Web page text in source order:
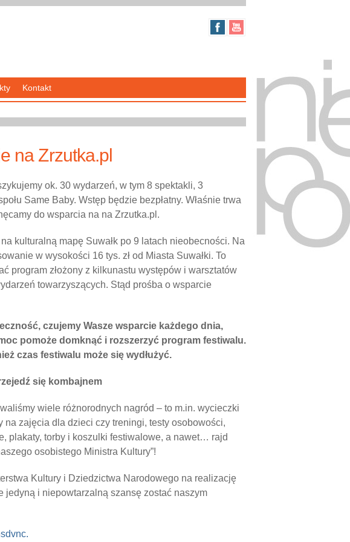
Kontakt
na Zrzutka.pl
ok. 30 wydarzeń, w tym 8 spektakli, 3
Same Baby. Wstęp będzie bezpłatny. Właśnie trwa
do wsparcia na na Zrzutka.pl.
kulturalną mapę Suwałk po 9 latach nieobecności. Na
w wysokości 16 tys. zł od Miasta Suwałki. To
program złożony z kilkunastu występów i warsztatów
towarzyszących. Stąd prośba o wsparcie
czujemy Wasze wsparcie każdego dnia,
pomoże domknąć i rozszerzyć program festiwalu.
czas festiwalu może się wydłużyć.
się kombajnem
wiele różnorodnych nagród – to m.in. wycieczki
na zajęcia dla dzieci czy treningi, testy osobowości,
plakaty, torby i koszulki festiwalowe, a nawet… rajd
osobistego Ministra Kultury”!
Kultury i Dziedzictwa Narodowego na realizację
jedyną i niepowtarzalną szansę zostać naszym